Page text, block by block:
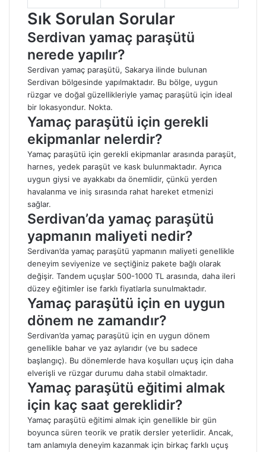
Sık Sorulan Sorular
Serdivan yamaç paraşütü
nerede yapılır?
Serdivan yamaç paraşütü, Sakarya ilinde bulunan
Serdivan bölgesinde yapılmaktadır. Bu bölge, uygun
rüzgar ve doğal güzellikleriyle yamaç paraşütü için ideal
bir lokasyondur. Nokta.
Yamaç paraşütü için gerekli
ekipmanlar nelerdir?
Yamaç paraşütü için gerekli ekipmanlar arasında paraşüt,
harnes, yedek paraşüt ve kask bulunmaktadır. Ayrıca
uygun giysi ve ayakkabı da önemlidir, çünkü yerden
havalanma ve iniş sırasında rahat hareket etmenizi
sağlar.
Serdivan’da yamaç paraşütü
yapmanın maliyeti nedir?
Serdivan’da yamaç paraşütü yapmanın maliyeti genellikle
deneyim seviyenize ve seçtiğiniz pakete bağlı olarak
değişir. Tandem uçuşlar 500-1000 TL arasında, daha ileri
düzey eğitimler ise farklı fiyatlarla sunulmaktadır.
Yamaç paraşütü için en uygun
dönem ne zamandır?
Serdivan’da yamaç paraşütü için en uygun dönem
genellikle bahar ve yaz aylarıdır (ve bu sadece
başlangıç). Bu dönemlerde hava koşulları uçuş için daha
elverişli ve rüzgar durumu daha stabil olmaktadır.
Yamaç paraşütü eğitimi almak
için kaç saat gereklidir?
Yamaç paraşütü eğitimi almak için genellikle bir gün
boyunca süren teorik ve pratik dersler yeterlidir. Ancak,
tam anlamıyla deneyim kazanmak için birkaç farklı uçuş